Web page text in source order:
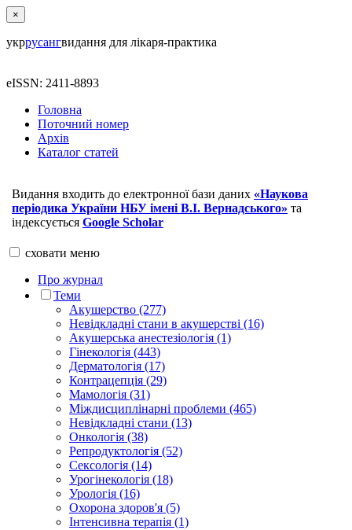
×
укррусангвидання для лікаря-практика
eISSN: 2411-8893
Головна
Поточний номер
Архів
Каталог статей
Видання входить до електронної бази даних «Наукова
періодика України НБУ імені В.І. Вернадського» та
індексується Google Scholar
сховати меню
Про журнал
Теми
Акушерство (277)
Невідкладні стани в акушерстві (16)
Акушерська анестезіологія (1)
Гінекологія (443)
Дерматологія (17)
Контрацепція (29)
Мамологія (31)
Міждисциплінарні проблеми (465)
Невідкладні стани (13)
Онкологія (38)
Репродуктологія (52)
Сексологія (14)
Урогінекологія (18)
Урологія (16)
Охорона здоров'я (5)
Інтенсивна терапія (1)